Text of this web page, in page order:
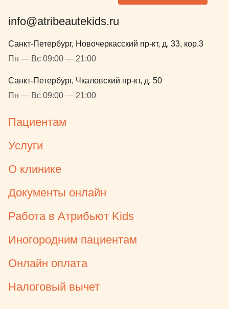
info@atribeautekids.ru
Санкт-Петербург, Новочеркасский пр-кт, д. 33, кор.3
Пн — Вс 09:00 — 21:00
Санкт-Петербург, Чкаловский пр-кт, д. 50
Пн — Вс 09:00 — 21:00
Пациентам
Услуги
О клинике
Документы онлайн
Работа в Атрибьют Kids
Иногородним пациентам
Онлайн оплата
Налоговый вычет